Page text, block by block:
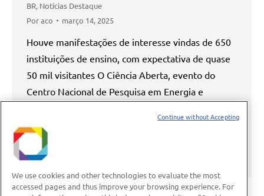
BR, Notícias Destaque
Poraco março 14, 2025
Houve manifestações de interesse vindas de 650
instituições de ensino, com expectativa de quase
50 mil visitantes O Ciência Aberta, evento do
Centro Nacional de Pesquisa em Energia e
para visitação, registrou um número recorde de
inscrições para o dia dedicado a instituições de
ensino e excursões. Foram quase…
We use cookies and other technologies to evaluate the most
accessed pages and thus improve your browsing experience. For
Continue without Accepting